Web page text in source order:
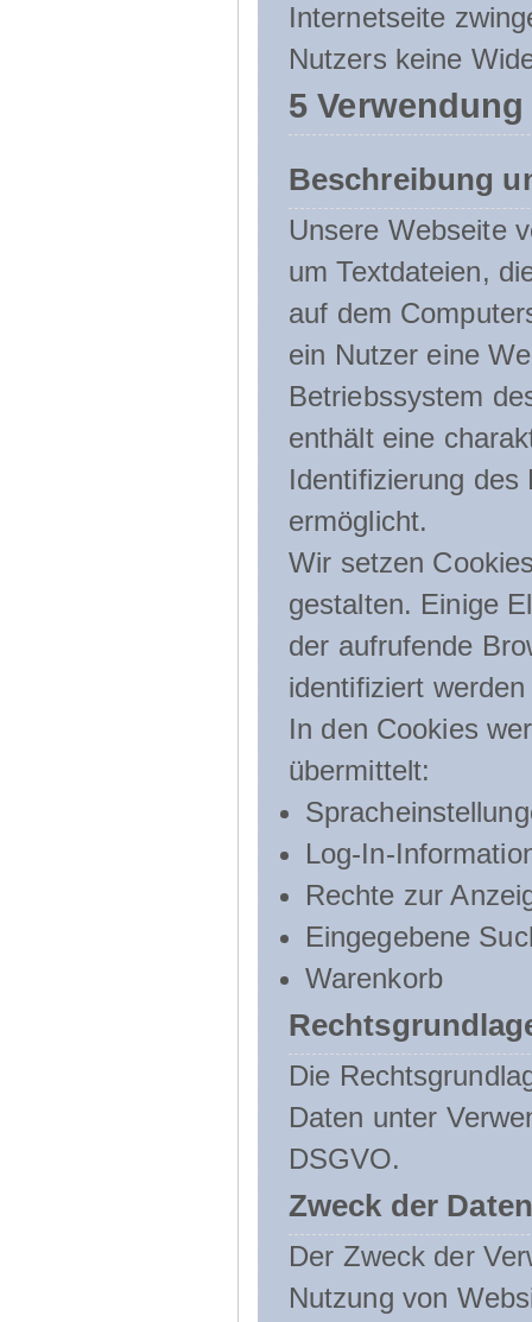
Internetseite
Nutzers keine
5
Beschreibung
Unsere Webseite
um Textdateien,
auf dem
ein Nutzer eine
Betriebssystem
enthält eine
Identifizierung
ermöglicht.
Wir setzen
gestalten. Einige
der aufrufende
identifiziert
In den Cookies
übermittelt:
Log-In-
Rechte zur
Eingegebene
Warenkorb
Die
Daten unter
DSGVO.
Zweck der
Der Zweck der
Nutzung von